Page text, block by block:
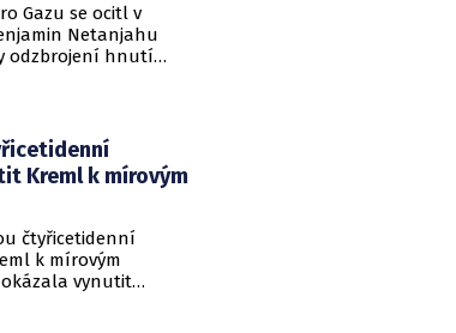
Gazu se ocitl v
Netanjahu
odzbrojení hnutí
Kreml k mírovým
čtyřicetidenní
k mírovým
vynutit